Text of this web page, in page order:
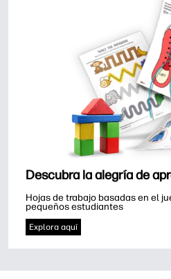
Descubra la alegría de
Hojas de trabajo basadas en el
pequeños estudiantes
Explora aquí